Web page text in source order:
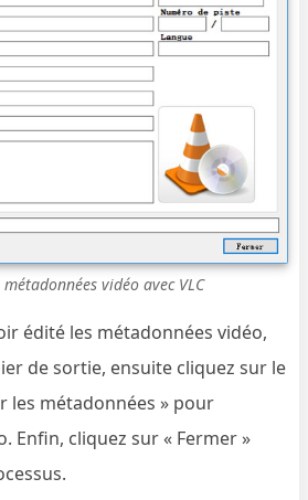
vidéo avec VLC
édité les métadonnées vidéo,
de sortie, ensuite cliquez sur le
les métadonnées » pour
Enfin, cliquez sur « Fermer »